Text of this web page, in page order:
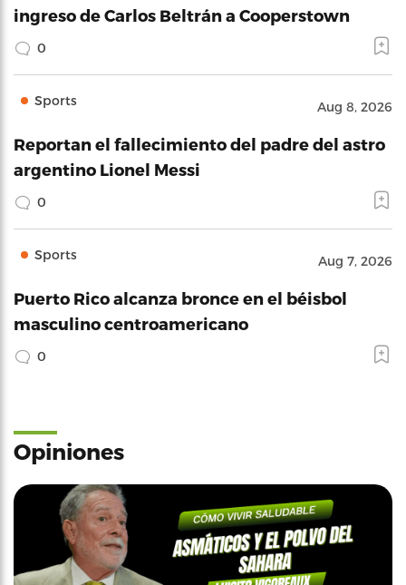
ingreso de Carlos Beltrán a Cooperstown
0
Sports Aug 8, 2026
Reportan el fallecimiento del padre del astro
argentino Lionel Messi
0
Sports Aug 7, 2026
Puerto Rico alcanza bronce en el béisbol
masculino centroamericano
0
Opiniones